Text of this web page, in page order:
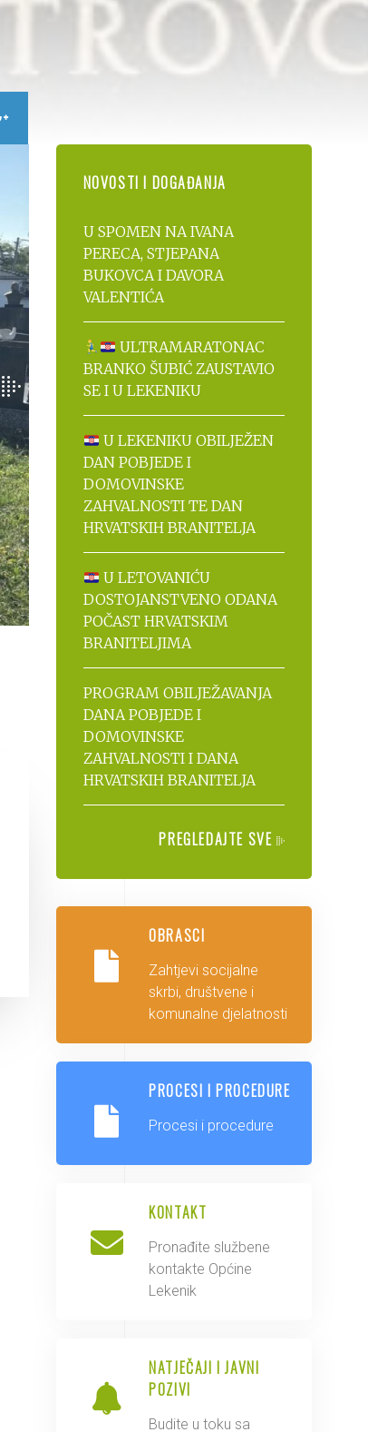
NOVOSTI I DOGAĐANJA
U SPOMEN NA IVANA
PERECA, STJEPANA
BUKOVCA I DAVORA
VALENTIĆA
ULTRAMARATONAC
BRANKO ŠUBIĆ ZAUSTAVIO
SE I U LEKENIKU
U LEKENIKU OBILJEŽEN
DAN POBJEDE I
DOMOVINSKE
ZAHVALNOSTI TE DAN
HRVATSKIH BRANITELJA
U LETOVANIĆU
DOSTOJANSTVENO ODANA
POČAST HRVATSKIM
BRANITELJIMA
PROGRAM OBILJEŽAVANJA
DANA POBJEDE I
DOMOVINSKE
ZAHVALNOSTI I DANA
HRVATSKIH BRANITELJA
PREGLEDAJTE SVE
OBRASCI
Zahtjevi socijalne
skrbi, društvene i
komunalne djelatnosti
PROCESI I PROCEDURE
Procesi i procedure
KONTAKT
Pronađite službene
kontakte Općine
Lekenik
NATJEČAJI I JAVNI
POZIVI
Budite u toku sa